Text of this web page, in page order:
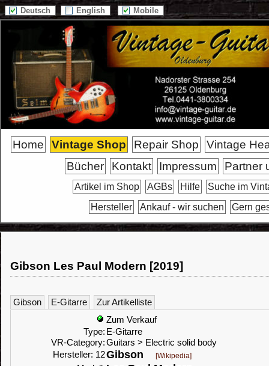
Deutsch English Mobile
Home Vintage Shop Repair Shop
Vintage
Bücher
Kontakt Impressum Partner
Artikel im Shop AGBs Hilfe
Suche im
Hersteller
Ankauf - wir suchen Gern
Gibson Les Paul Modern [2019]
Gibson E-Gitarre
Zur Artikelliste
Zum Verkauf
Type: E-Gitarre
VR-Category:Guitars > Electric solid body
Hersteller: 12Gibson [Wikipedia]